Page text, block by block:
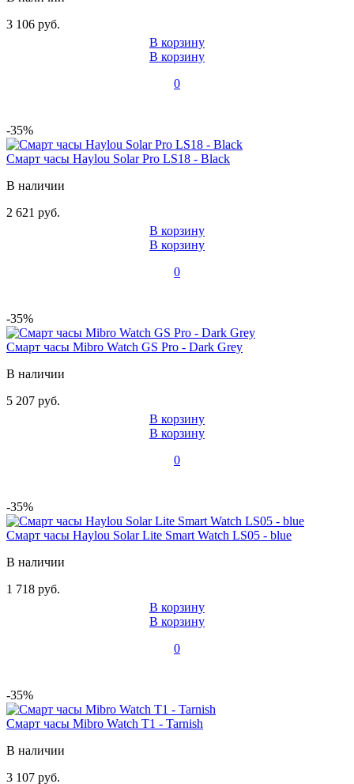
3 106 руб.
В корзину
В корзину
0
-35%
Смарт часы Haylou Solar Pro LS18 - Black
В наличии
2 621 руб.
В корзину
В корзину
0
-35%
Смарт часы Mibro Watch GS Pro - Dark Grey
В наличии
5 207 руб.
В корзину
В корзину
0
-35%
Смарт часы Haylou Solar Lite Smart Watch LS05 - blue
В наличии
1 718 руб.
В корзину
В корзину
0
-35%
Смарт часы Mibro Watch T1 - Tarnish
В наличии
3 107 руб.